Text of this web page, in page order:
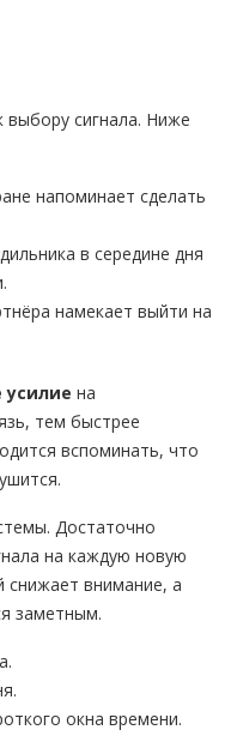
выбору сигнала. Ниже
напоминает сделать
в середине дня
намекает выйти на
на
тем быстрее
вспоминать, что
Достаточно
на каждую новую
снижает внимание, а
заметным.
окна времени.